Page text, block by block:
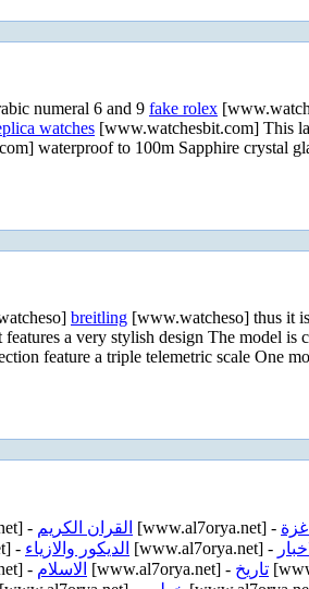
numeral 6 and 9 fake rolex
watches [www.watchesbit.com] This
waterproof to 100m Sapphire crystal
breitling [www.watcheso] thus it
a very stylish design The model is
feature a triple telemetric scale One
- القران الكريم [www.al7orya.net] -
- الديكور والازياء [www.al7orya.net] -
- الاسلام [www.al7orya.net] - تاريخ